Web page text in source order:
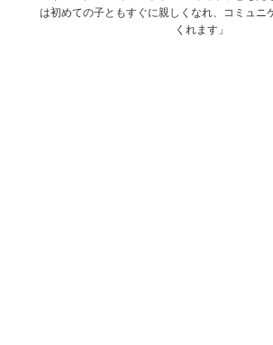
は初めての子ともすぐに親しくなれ、コミュニ
くれます」